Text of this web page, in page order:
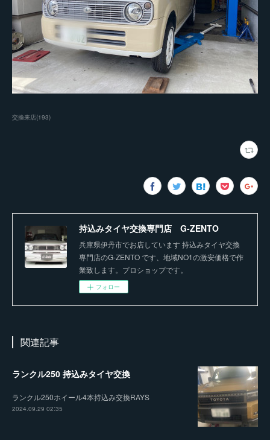
交換来店(193)
持込みタイヤ交換専門店 G-ZENTO
兵庫県伊丹市でお店しています 持込みタイヤ交換
専門店のG-ZENTO です、地域NO1の激安価格で作
業致します。プロショップです。
フォロー
関連記事
ランクル250 持込みタイヤ交換
ランクル250ホイール4本持込み交換RAYS
2024.09.29 02:35